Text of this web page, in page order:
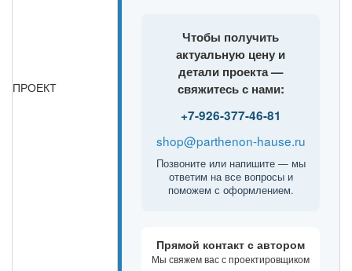
ПРОЕКТ
Чтобы получить
актуальную цену и
детали проекта —
свяжитесь с нами:
+7-926-377-46-81
shop@parthenon-hause.ru
Позвоните или напишите — мы
ответим на все вопросы и
поможем с оформлением.
Прямой контакт с автором
Мы свяжем вас с проектировщиком